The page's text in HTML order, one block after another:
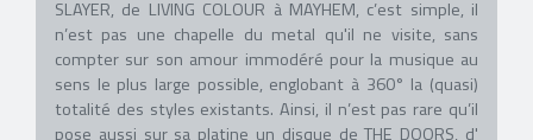
SLAYER, de LIVING COLOUR à MAYHEM, c’est simple, il
n’est pas une chapelle du metal qu'il ne visite, sans
compter sur son amour immodéré pour la musique au
sens le plus large possible, englobant à 360° la (quasi)
totalité des styles existants. Ainsi, il n’est pas rare qu’il
pose aussi sur sa platine un disque de THE DOORS, d'